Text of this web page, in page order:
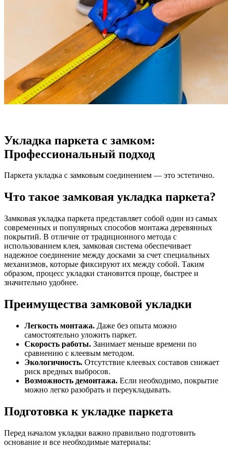
Укладка паркета с замком:
Профессиональный подход
Паркета укладка с замковым соединением — это эстетично.
Что такое замковая укладка паркета?
Замковая укладка паркета представляет собой один из самых
современных и популярных способов монтажа деревянных
покрытий. В отличие от традиционного метода с
использованием клея, замковая система обеспечивает
надежное соединение между досками за счет специальных
механизмов, которые фиксируют их между собой. Таким
образом, процесс укладки становится проще, быстрее и
значительно удобнее.
Преимущества замковой укладки
Легкость монтажа. Даже без опыта можно
самостоятельно уложить паркет.
Скорость работы. Занимает меньше времени по
сравнению с клеевым методом.
Экологичность. Отсутствие клеевых составов снижает
риск вредных выбросов.
Возможность демонтажа. Если необходимо, покрытие
можно легко разобрать и переукладывать.
Подготовка к укладке паркета
Перед началом укладки важно правильно подготовить
основание и все необходимые материалы: